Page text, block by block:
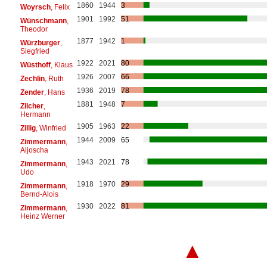
Woyrsch, Felix 1860 1944
3
Wünschmann,
Theodor
1901 1992 51
Würzburger,
Siegfried
1877 1942 1
Wüsthoff, Klaus 1922 2021
80
Zechlin, Ruth 1926 2007
66
Zender, Hans 1936 2019
78
Zilcher,
Hermann
1881 1948 7
Zillig, Winfried 1905 1963
22
Zimmermann,
Aljoscha
1944 2009 65
Zimmermann,
Udo
1943 2021 78
Zimmermann,
Bernd-Alois
1918 1970 29
Zimmermann,
Heinz Werner
1930 2022 81
▲